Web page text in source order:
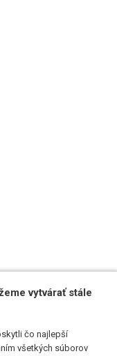
vytvárať stále
čo najlepší
všetkých súborov